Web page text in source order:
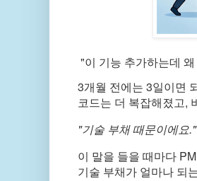
"이 기능 추가하는데
3개월 전에는 3일이면
코드는 더 복잡해졌고,
"기술 부채 때문이에요."
이 말을 들을 때마다
기술 부채가 얼마나 되